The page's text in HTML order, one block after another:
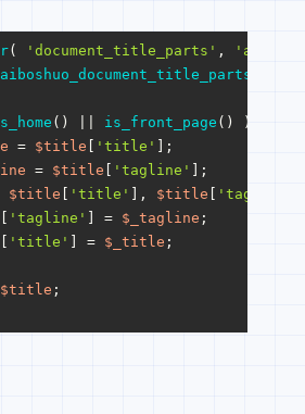
( 'document_title_parts' ,
aiboshuo_document_title_parts
() || is_front_page () ) {
= $title 'title'
];
= $title 'tagline'
];
$title 'title' ], $title 'tagline'
'tagline' ] = $_tagline ;
'title' ] = $_title ;
$title ;